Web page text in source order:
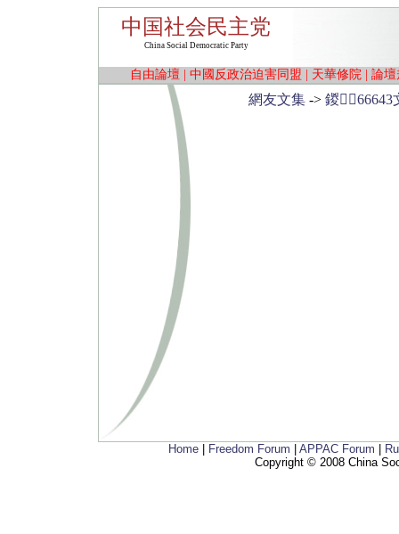
中国社会民主党
China Social Democratic Party
自由論壇 中國反政治迫害同盟 天華修院| 論壇
網友文集 -> 鍐66643
Home| Freedom Forum APPAC Forum
Copyright © 2008 China